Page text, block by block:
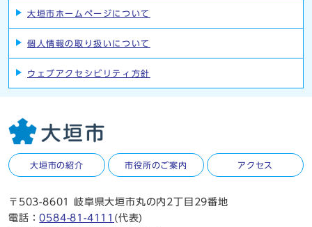
大垣市ホームページについて
個人情報の取り扱いについて
ウェブアクセシビリティ方針
大垣市の紹介 市役所のご案内 アクセス
〒503-8601 岐阜県大垣市丸の内2丁目29番地
電話：0584-81-4111 (代表)